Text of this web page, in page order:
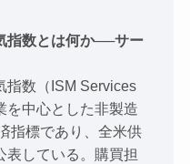
指数とは何か──サー
指数（ISM Services
を中心とした非製造
指標であり、全米供
表している。購買担